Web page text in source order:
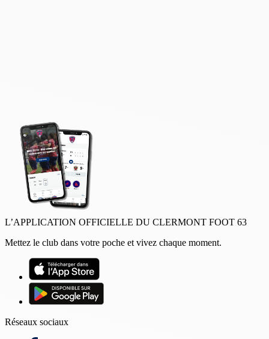
L’APPLICATION OFFICIELLE DU CLERMONT FOOT 63
Mettez le club dans votre poche et vivez chaque moment.
Réseaux sociaux